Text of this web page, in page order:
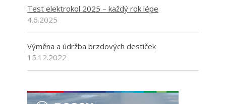
Test elektrokol 2025 – každý rok lépe
4.6.2025
Výměna a údržba brzdových destiček
15.12.2022